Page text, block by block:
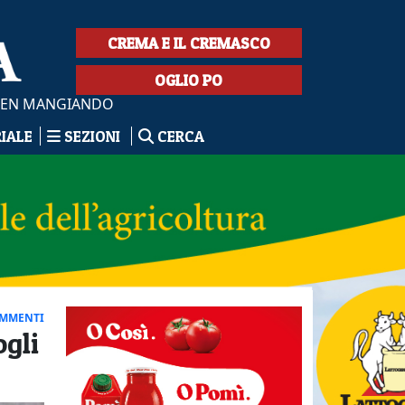
MANGIANDO
CREMA E IL CREMASCO
OGLIO PO
SEZIONI CERCA